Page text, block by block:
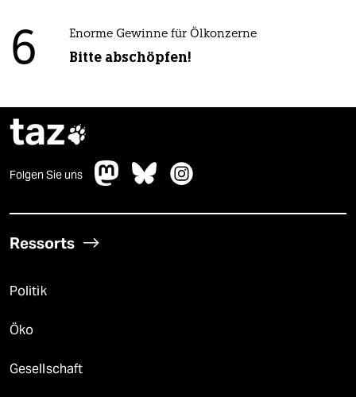
6 Enorme Gewinne für Ölkonzerne
Bitte abschöpfen!
taz
Folgen Sie uns
Ressorts
Politik
Öko
Gesellschaft